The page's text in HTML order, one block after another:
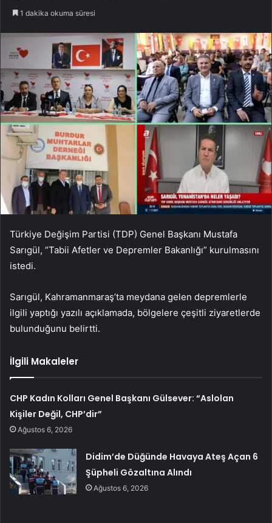
1 dakika okuma süresi
Türkiye Değişim Partisi (TDP) Genel Başkanı Mustafa
Sarıgül, “Tabii Afetler ve Depremler Bakanlığı” kurulmasını
istedi.
Sarıgül, Kahramanmaraş’ta meydana gelen depremlerle
ilgili yaptığı yazılı açıklamada, bölgelere çeşitli ziyaretlerde
bulunduğunu belirtti.
İlgili Makaleler
CHP Kadın Kolları Genel Başkanı Gülsever: “Aslolan
Kişiler Değil, CHP’dir”
Ağustos 6, 2026
Didim’de Düğünde Havaya Ateş Açan 6
Şüpheli Gözaltına Alındı
Ağustos 6, 2026